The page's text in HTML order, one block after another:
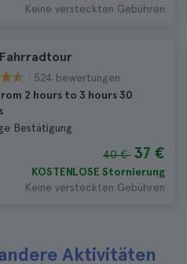
Keine versteckten Gebühren
524 bewertungen
2 hours to 3 hours 30
Bestätigung
40 € 37 €
KOSTENLOSE Stornierung
Keine versteckten Gebühren
Aktivitäten